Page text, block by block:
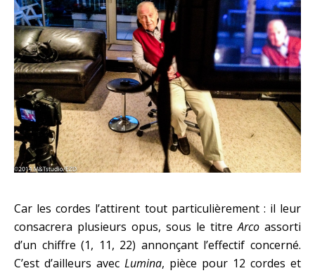
Car les cordes l’attirent tout particulièrement : il leur
consacrera plusieurs opus, sous le titreArco assorti
d’un chiffre (1, 11, 22) annonçant l’effectif concerné.
C’est d’ailleurs avec Lumina, pièce pour 12 cordes et